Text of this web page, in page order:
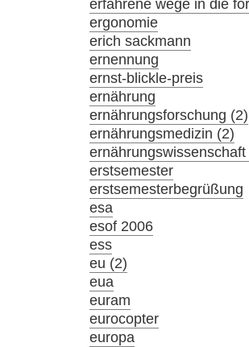
erfahrene wege in die
ergonomie
erich sackmann
ernennung
ernst-blickle-preis
ernährung
ernährungsforschung (2)
ernährungsmedizin (2)
erstsemester
erstsemesterbegrüßung
esa
esof 2006
ess
eu (2)
eua
euram
eurocopter
europa